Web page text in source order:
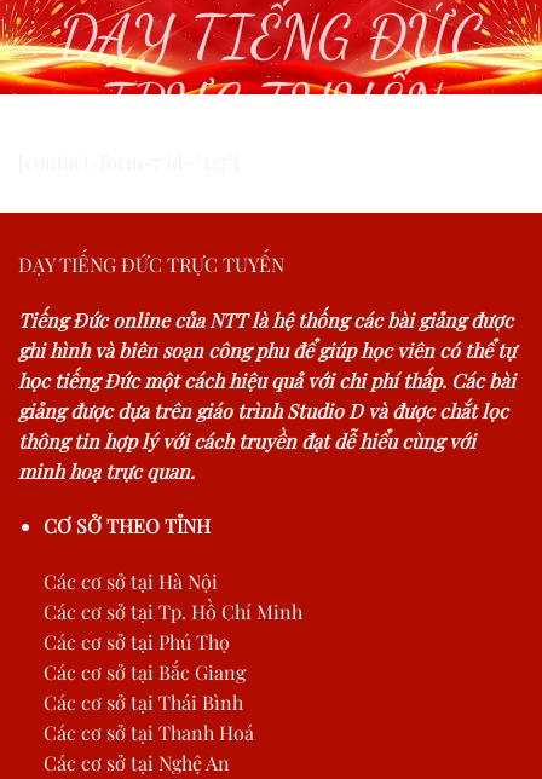
DẠY TIẾNG ĐỨC
TRỰC TUYẾN
DẠY TIẾNG ĐỨC TRỰC TUYẾN
Tiếng Đức online của NTT là hệ thống các bài giảng được
ghi hình và biên soạn công phu để giúp học viên có thể tự
học tiếng Đức một cách hiệu quả với chi phí thấp. Các bài
giảng được dựa trên giáo trình Studio D và được chắt lọc
thông tin hợp lý với cách truyền đạt dễ hiểu cùng với
minh hoạ trực quan.
CƠ SỞ THEO TỈNH
Các cơ sở tại Hà Nội
Các cơ sở tại Tp. Hồ Chí Minh
Các cơ sở tại Phú Thọ
Các cơ sở tại Bắc Giang
Các cơ sở tại Thái Bình
Các cơ sở tại Thanh Hoá
Các cơ sở tại Nghệ An